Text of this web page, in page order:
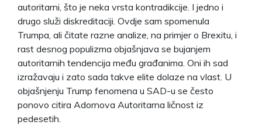
autoritarni, što je neka vrsta kontradikcije. I jedno i
drugo služi diskreditaciji. Ovdje sam spomenula
Trumpa, ali čitate razne analize, na primjer o Brexitu, i
rast desnog populizma objašnjava se bujanjem
autoritarnih tendencija među građanima. Oni ih sad
izražavaju i zato sada takve elite dolaze na vlast. U
objašnjenju Trump fenomena u SAD-u se često
ponovo citira Adornova Autoritarna ličnost iz
pedesetih.